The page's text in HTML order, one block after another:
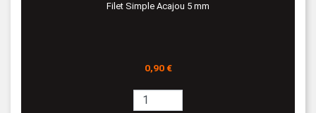
Filet Simple Acajou 5 mm
Prix
0,90 €